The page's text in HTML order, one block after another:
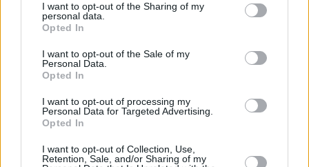
I want to opt-out of the Sharing of my
personal data.
Opted In
I want to opt-out of the Sale of my
Personal Data.
Opted In
I want to opt-out of processing my
Personal Data for Targeted Advertising.
Opted In
I want to opt-out of Collection, Use,
Retention, Sale, and/or Sharing of my